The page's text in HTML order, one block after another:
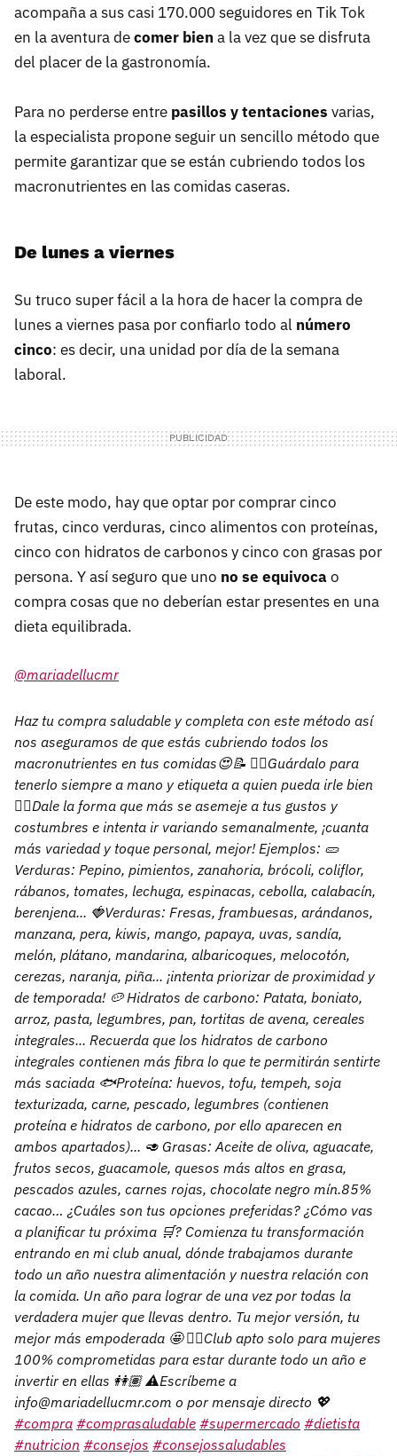
acompaña a sus casi 170.000 seguidores en Tik Tok
en la aventura decomer bien a la vez que se disfruta
del placer de la gastronomía.
Para no perderse entre pasillos y tentaciones varias,
la especialista propone seguir un sencillo método que
permite garantizar que se están cubriendo todos los
macronutrientes en las comidas caseras.
De lunes a viernes
Su truco super fácil a la hora de hacer la compra de
lunes a viernes pasa por confiarlo todo al número
cinco: es decir, una unidad por día de la semana
laboral.
De este modo, hay que optar por comprar cinco
frutas, cinco verduras, cinco alimentos con proteínas,
cinco con hidratos de carbonos y cinco con grasas por
persona. Y así seguro que uno no se equivocao
compra cosas que no deberían estar presentes en una
dieta equilibrada.
@mariadellucmr
Haz tu compra saludable y completa con este método así
nos aseguramos de que estás cubriendo todos los
macronutrientes en tus comidas😍📝 👉🏽Guárdalo para
tenerlo siempre a mano y etiqueta a quien pueda irle bien
👉🏽Dale la forma que más se asemeje a tus gustos y
costumbres e intenta ir variando semanalmente, ¡cuanta
más variedad y toque personal, mejor! Ejemplos: 🥒
Verduras: Pepino, pimientos, zanahoria, brócoli, coliflor,
rábanos, tomates, lechuga, espinacas, cebolla, calabacín,
berenjena... 🍓Verduras: Fresas, frambuesas, arándanos,
manzana, pera, kiwis, mango, papaya, uvas, sandía,
melón, plátano, mandarina, albaricoques, melocotón,
cerezas, naranja, piña... ¡intenta priorizar de proximidad y
de temporada! 🥔 Hidratos de carbono: Patata, boniato,
arroz, pasta, legumbres, pan, tortitas de avena, cereales
integrales... Recuerda que los hidratos de carbono
integrales contienen más fibra lo que te permitirán sentirte
más saciada 🐟Proteína: huevos, tofu, tempeh, soja
texturizada, carne, pescado, legumbres (contienen
proteína e hidratos de carbono, por ello aparecen en
ambos apartados)... 🥑 Grasas: Aceite de oliva, aguacate,
frutos secos, guacamole, quesos más altos en grasa,
pescados azules, carnes rojas, chocolate negro mín.85%
cacao… ¿Cuáles son tus opciones preferidas? ¿Cómo vas
a planificar tu próxima 🛒? Comienza tu transformación
entrando en mi club anual, dónde trabajamos durante
todo un año nuestra alimentación y nuestra relación con
la comida. Un año para lograr de una vez por todas la
verdadera mujer que llevas dentro. Tu mejor versión, tu
mejor más empoderada 🤩 👉🏽Club apto solo para mujeres
100% comprometidas para estar durante todo un año e
invertir en ellas 👭🏽 ⚠️Escríbeme a
info@mariadellucmr.com o por mensaje directo 💖
#compra #comprasaludable #supermercado #dietista
#nutricion #consejos #consejossaludables